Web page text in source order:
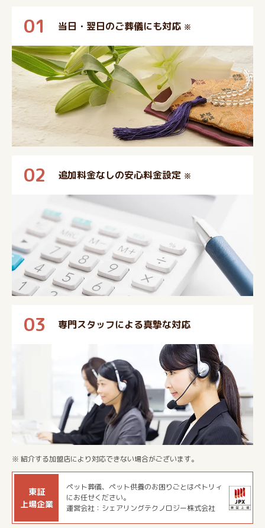
01 当日・翌日のご葬儀にも対応 ※
02 追加料金なしの安心料金設定 ※
03 専門スタッフによる真摯な対応
※ 紹介する加盟店により対応できない場合がございます。
東証
上場企業
ペット葬儀、ペット供養のお困りごとはペトリィ
にお任せください。
運営会社：シェアリングテクノロジー株式会社